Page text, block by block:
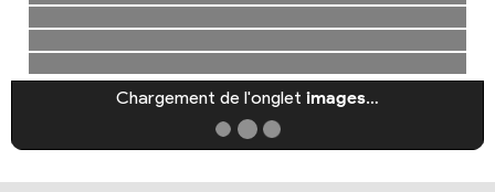
Chargement de l'onglet images…